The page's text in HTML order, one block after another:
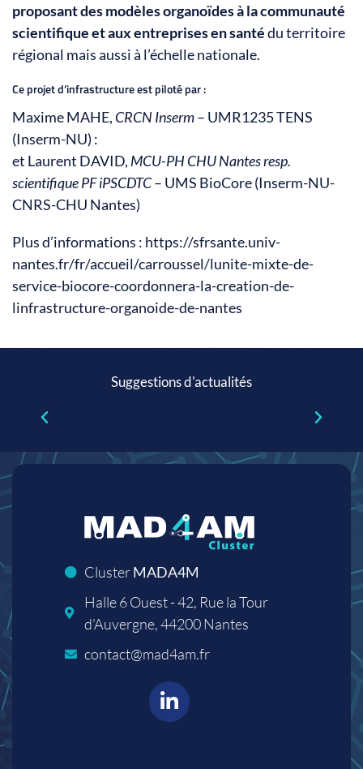
proposant des modèles organoïdes à la communauté
scientifique et aux entreprises en santédu territoire
régional mais aussi à l’échelle nationale.
Ce projet d’infrastructure est piloté par :
Maxime MAHE, CRCN Inserm– UMR1235 TENS
(Inserm-NU) :
et Laurent DAVID, MCU-PH CHU Nantes resp.
scientifique PF iPSCDTC– UMS BioCore (Inserm-NU-
CNRS-CHU Nantes)
Plus d’informations : https://sfrsante.univ-
nantes.fr/fr/accueil/carroussel/lunite-mixte-de-
service-biocore-coordonnera-la-creation-de-
linfrastructure-organoide-de-nantes
Suggestions d'actualités
ClusterMADA4M
Halle 6 Ouest - 42, Rue la Tour
d'Auvergne, 44200 Nantes
contact@mad4am.fr